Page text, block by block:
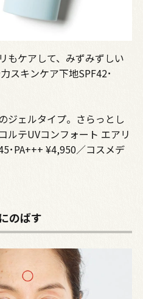
もケアして、みずみずしい
スキンケア下地SPF42･
ジェルタイプ。さらっとし
ルテUVコンフォート エアリ
･PA+++ ¥4,950／コスメデ
のばす